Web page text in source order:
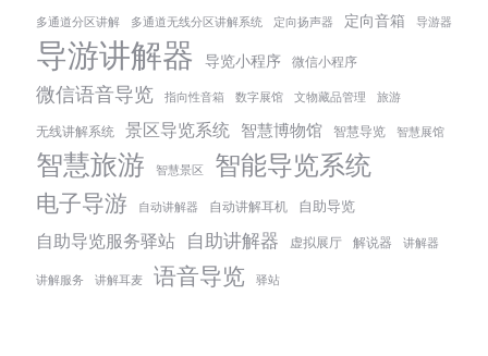
多通道分区讲解 多通道无线分区讲解系统 定向扬声器 定向音箱 导游器
导游讲解器 导览小程序 微信小程序
微信语音导览 指向性音箱 数字展馆 文物藏品管理 旅游
无线讲解系统 景区导览系统 智慧博物馆 智慧导览 智慧展馆
智慧旅游 智慧景区 智能导览系统
电子导游 自动讲解器 自动讲解耳机 自助导览
自助导览服务驿站 自助讲解器 虚拟展厅 解说器 讲解器
讲解服务 讲解耳麦 语音导览 驿站